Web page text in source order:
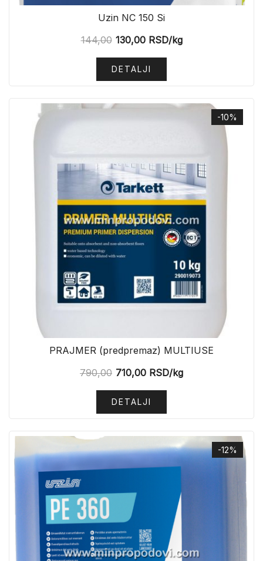
Uzin NC 150 Si
144,00 130,00RSD/kg
DETALJI
-10%
PRAJMER (predpremaz) MULTIUSE
790,00 710,00 RSD/kg
DETALJI
-12%